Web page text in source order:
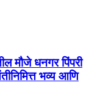
मौजे धनगर पिंपरी
भव्य आणि